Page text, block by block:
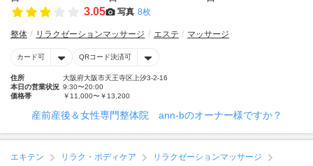
3.05 写真 8枚
整体 リラクゼーションマッサージ エステ マッサージ
カード可 QRコード決済可
住所
大阪府大阪市天王寺区上汐3-2-16
本日の営業状況 9:30〜20:00
価格帯
￥11,000〜￥13,200
産前産後＆女性専門整体院 ann-bのオーナー様ですか？
エキテン リラク・ボディケア
リラクゼーションマッサージ